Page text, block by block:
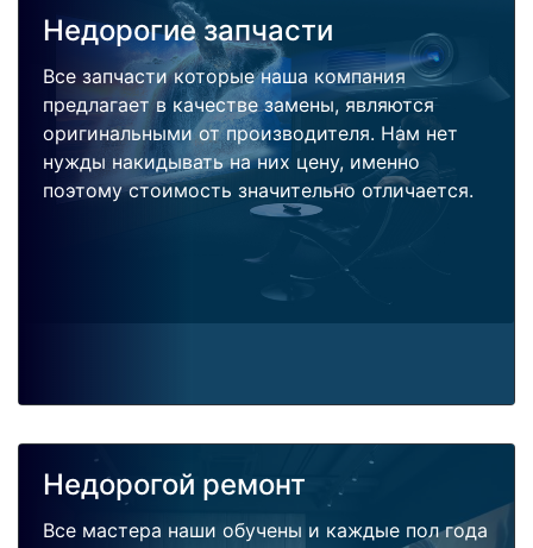
Недорогие запчасти
Все запчасти которые наша компания
предлагает в качестве замены, являются
оригинальными от производителя. Нам нет
нужды накидывать на них цену, именно
поэтому стоимость значительно отличается.
Недорогой ремонт
Все мастера наши обучены и каждые пол года